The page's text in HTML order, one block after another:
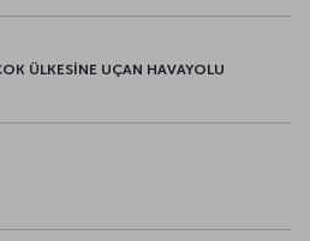
ÜLKESİNE UÇAN HAVAYOLU